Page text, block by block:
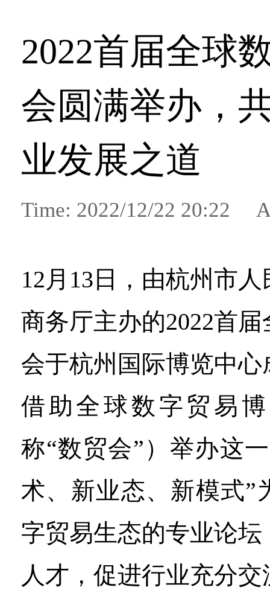
2022首届全球
会圆满举办，
业发展之道
Time: 2022/12/22 20:22
12月13日，由杭州市
商务厅主办的2022首
会于杭州国际博览中
借助全球数字贸易
称“数贸会”）举办这
术、新业态、新模式”
字贸易生态的专业论
人才，促进行业充分